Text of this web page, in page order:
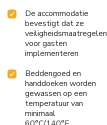
De accommodatie
bevestigt dat ze
veiligheidsmaatregelen
voor gasten
implementeren
Beddengoed en
handdoeken worden
gewassen op een
temperatuur van
minimaal